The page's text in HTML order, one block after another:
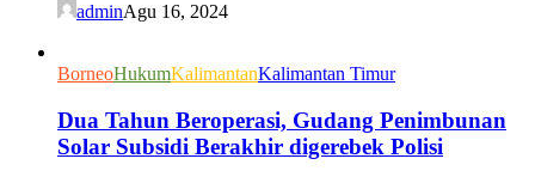
adminAgu 16, 2024
BorneoHukumKalimantanKalimantan Timur
Dua Tahun Beroperasi, Gudang Penimbunan
Solar Subsidi Berakhir digerebek Polisi